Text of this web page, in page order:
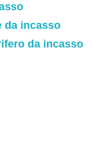
da incasso
da incasso